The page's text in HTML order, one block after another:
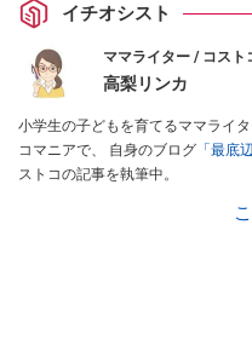
イチオシスト
ママライター / コスト
高梨リンカ
小学生の子どもを育てるママライ
コマニアで、 自身のブログ 「最底
ストコの記事を執筆中。